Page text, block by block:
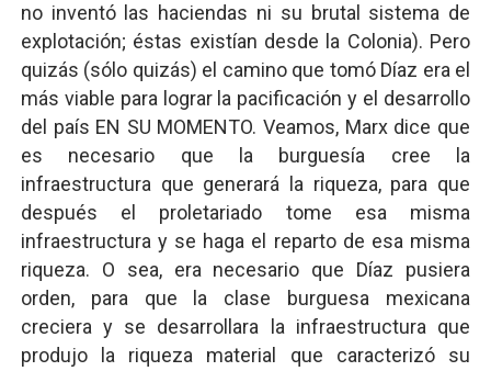
no inventó las haciendas ni su brutal sistema de
explotación; éstas existían desde la Colonia). Pero
quizás (sólo quizás) el camino que tomó Díaz era el
más viable para lograr la pacificación y el desarrollo
del país EN SU MOMENTO. Veamos, Marx dice que
es necesario que la burguesía cree la
infraestructura que generará la riqueza, para que
después el proletariado tome esa misma
infraestructura y se haga el reparto de esa misma
riqueza. O sea, era necesario que Díaz pusiera
orden, para que la clase burguesa mexicana
creciera y se desarrollara la infraestructura que
produjo la riqueza material que caracterizó su